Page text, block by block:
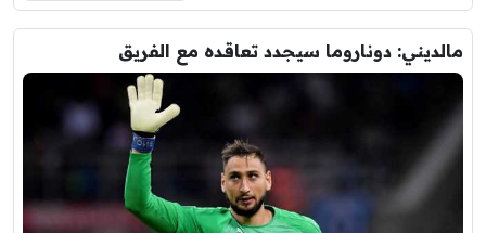
مالديني: دوناروما سيجدد تعاقده مع الفريق